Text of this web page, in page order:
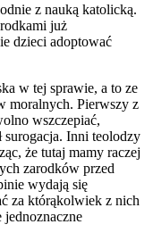
z nauką katolicką.
już
dzieci adoptować
w tej sprawie, a to ze
moralnych. Pierwszy z
wszczepiać,
surogacja. Inni teolodzy
że tutaj mamy raczej
zarodków przed
wydają się
za którąkolwiek z nich
jednoznaczne